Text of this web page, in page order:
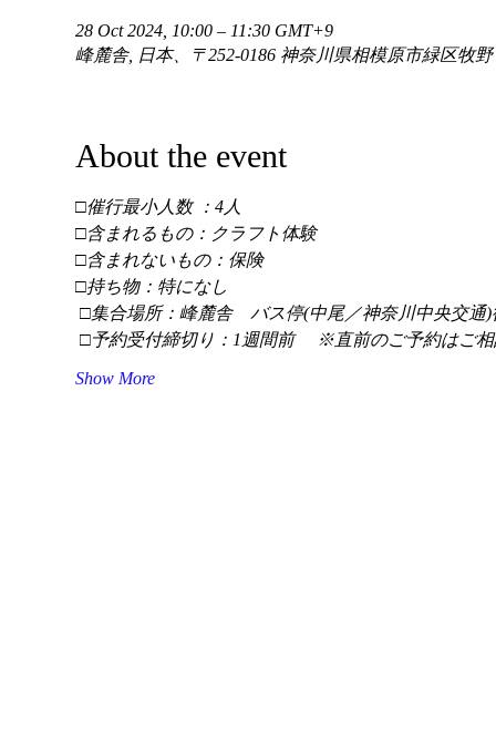
28 Oct 2024, 10:00 – 11:30 GMT+9
峰麓舎, 日本、〒252-0186 神奈川県相模原市緑区牧
About the event
□催行最小人数 ：4人
□含まれるもの：クラフト体験
□含まれないもの：保険
□持ち物：特になし
□集合場所：峰麓舎　バス停(中尾／神奈川中央交通)
□予約受付締切り：1週間前 　※直前のご予約はご
Show More